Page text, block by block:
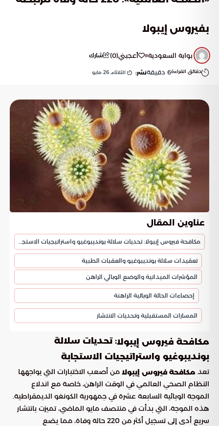
بفيروس إيبولا
بوابة السعودية أعجبني(
0
) شارك
دقائق القراءة6 دقيقةنشر: الثلاثاء, 26 مايو
عناوين المقال
مكافحة فيروس إيبولا: تحديات سلالة بونديبوغيو واستراتيجيات الاستجابة
تعقيدات سلالة بونديبوغيو والعقبات الطبية
المؤشرات الميدانية والوضع الوبائي الراهن
إحصاءات الحالة الوبائية الراهنة
المسارات المستقبلية وتحديات الانتشار
مكافحة فيروس إيبولا: تحديات سلالة
بونديبوغيو واستراتيجيات الاستجابة
تعد مكافحة فيروس إيبولا من أصعب الاختبارات التي يواجهها
النظام الصحي العالمي في الوقت الراهن، خاصة مع اندلاع
الموجة الوبائية السابعة عشرة في جمهورية الكونغو الديمقراطية.
هذه الموجة، التي بدأت في منتصف مايو الماضي، تميزت بانتشار
سريع أدى إلى تسجيل أكثر من 220 حالة وفاة، مما يضع